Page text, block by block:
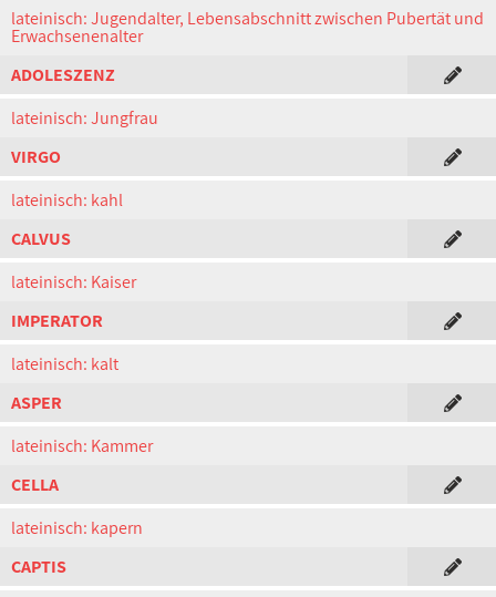
lateinisch: Jugendalter, Lebensabschnitt zwischen Pubertät und
Erwachsenenalter
ADOLESZENZ
lateinisch: Jungfrau
VIRGO
lateinisch: kahl
CALVUS
lateinisch: Kaiser
IMPERATOR
lateinisch: kalt
ASPER
lateinisch: Kammer
CELLA
lateinisch: kapern
CAPTIS